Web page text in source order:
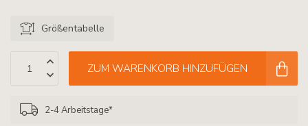
Größentabelle
ZUM WARENKORB HINZUFÜGEN
2-4 Arbeitstage*